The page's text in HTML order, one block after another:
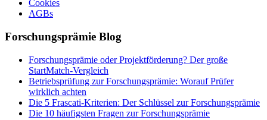
Cookies
AGBs
Forschungsprämie Blog
Forschungsprämie oder Projektförderung? Der große
StartMatch-Vergleich
Betriebsprüfung zur Forschungsprämie: Worauf Prüfer
wirklich achten
Die 5 Frascati-Kriterien: Der Schlüssel zur Forschungsprämie
Die 10 häufigsten Fragen zur Forschungsprämie